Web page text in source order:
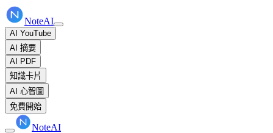
NoteAI
AI YouTube
AI 摘要
AI PDF
知識卡片
AI 心智圖
免費開始
NoteAI